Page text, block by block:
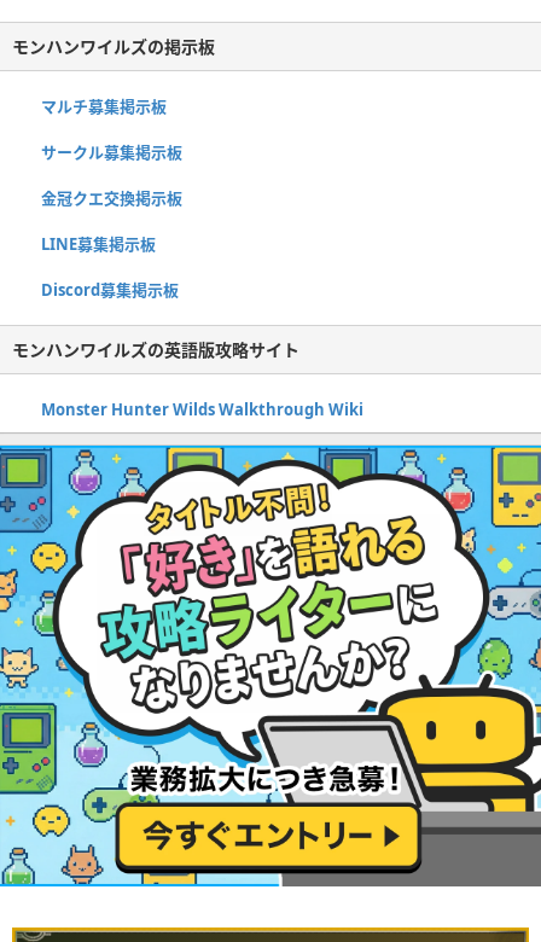
モンハンワイルズの掲示板
マルチ募集掲示板
サークル募集掲示板
金冠クエ交換掲示板
LINE募集掲示板
Discord募集掲示板
モンハンワイルズの英語版攻略サイト
Monster Hunter Wilds Walkthrough Wiki